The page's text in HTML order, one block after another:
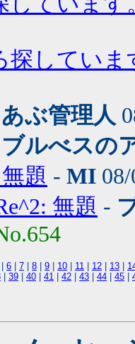
探していま
あぶ管理人
ブルべスの
題 - MI
無題 -
6 7 8 9 10 11 12 13
39 40 41 42 43 44 45